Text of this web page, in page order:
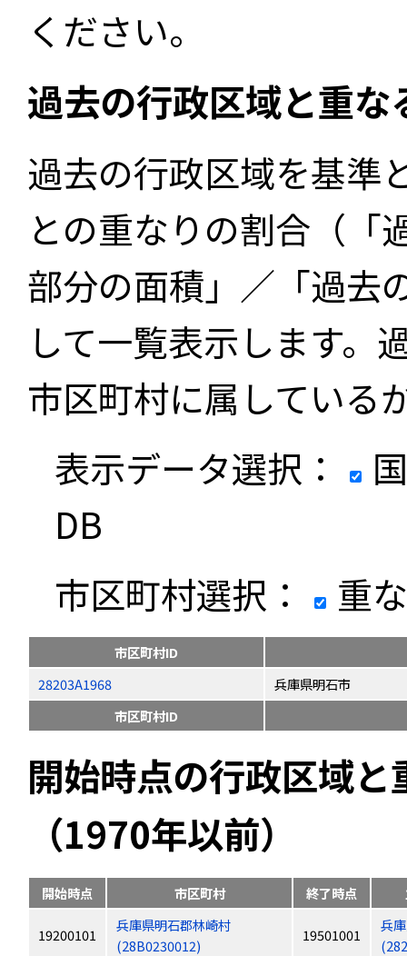
ください。
過去の行政区域と重
過去の行政区域を基準
との重なりの割合（「
部分の面積」／「過去
して一覧表示します。
市区町村に属している
表示データ選択：
DB
市区町村選択：
重
市区町村ID
28203A1968
兵庫県明石市
市区町村ID
開始時点の行政区域
（1970年以前）
開始時点 市区町村 終了時点
19200101
兵庫県明石郡林崎村
(28B0230012)
19501001
兵